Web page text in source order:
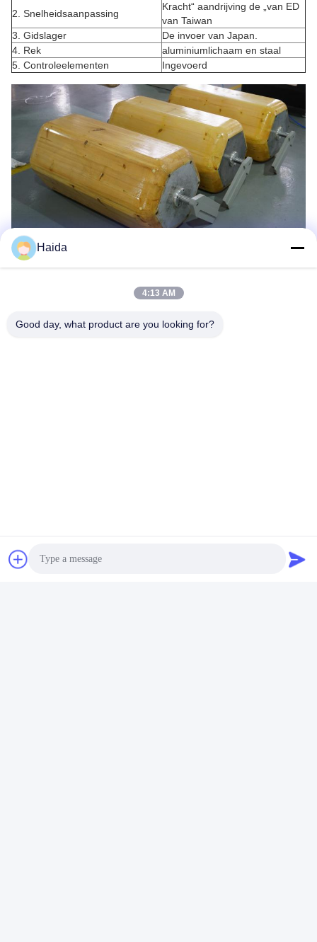
2. Snelheidsaanpassing
Kracht“ aandrijving de „van ED
van Taiwan
3. Gidslager
De invoer van Japan.
4. Rek
aluminiumlichaam en staal
5. Controleelementen
Ingevoerd
Haida
4:13 AM
Good day, what product are you looking for?